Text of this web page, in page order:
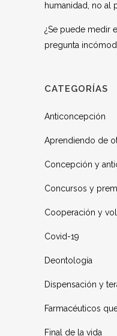
humanidad, no al
¿Se puede medir
pregunta
CATEGORÍAS
Anticoncepción
Aprendiendo de
Concepción y
Concursos y
Cooperación y
Covid-19
Deontología
Dispensación y
Farmacéuticos
Final de la vida